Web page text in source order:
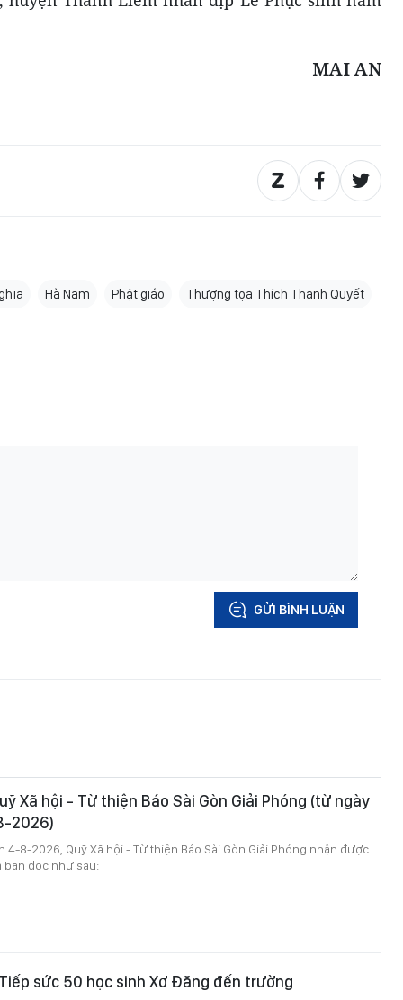
MAI AN
Hà Nam Phật giáo Thượng tọa Thích Thanh Quyết
GỬI BÌNH LUẬN
Xã hội - Từ thiện Báo Sài Gòn Giải Phóng (từ ngày
2026)
4-8-2026, Quỹ Xã hội - Từ thiện Báo Sài Gòn Giải Phóng nhận được
đọc như sau:
sức 50 học sinh Xơ Đăng đến trường